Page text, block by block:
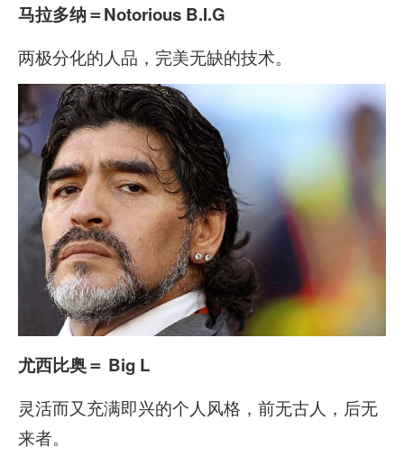
马拉多纳＝Notorious B.I.G
两极分化的人品，完美无缺的技术。
尤西比奥＝ Big L
灵活而又充满即兴的个人风格，前无古人，后无
来者。